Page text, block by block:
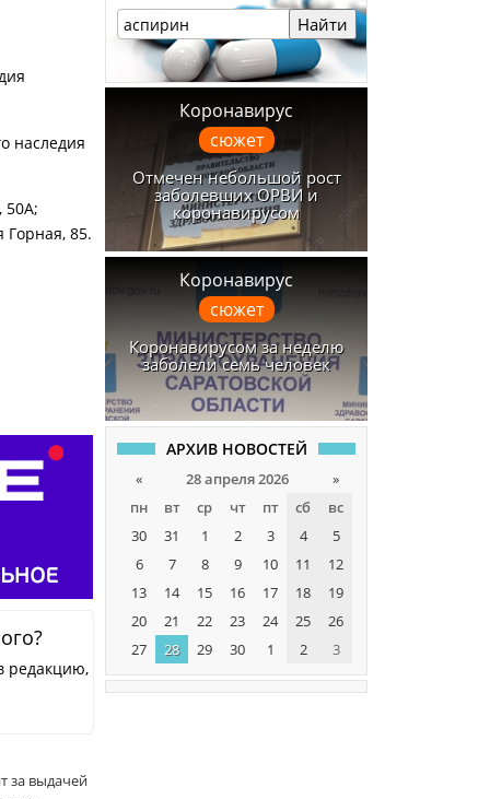
наследия
50А;
85.
редакцию,
за выдачей
Найти
Коронавирус
сюжет
Отмечен небольшой рост
заболевших ОРВИ и
коронавирусом
Коронавирус
сюжет
Коронавирусом за неделю
заболели семь человек
АРХИВ НОВОСТЕЙ
« 28 апреля 2026
»
пн
вт ср чт пт сб
вс
30
31 1 2 3 4
5
6
7 8 9 10 11
12
13
14 15 16 17 18
19
20
21 22 23 24 25
26
27
28 29 30 1 2 3